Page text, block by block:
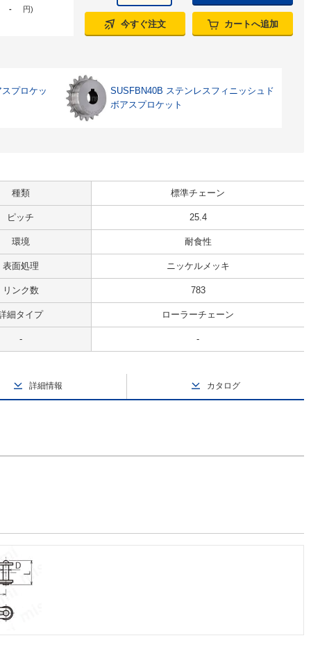
- 円)
今すぐ注文 カートへ追加
プロケッ
SUSFBN40B ステンレスフィニッシュド
ボアスプロケット
種類 標準チェーン
ピッチ 25.4
環境 耐食性
表面処理 ニッケルメッキ
リンク数 783
細タイプ ローラーチェーン
- -
詳細情報 カタログ